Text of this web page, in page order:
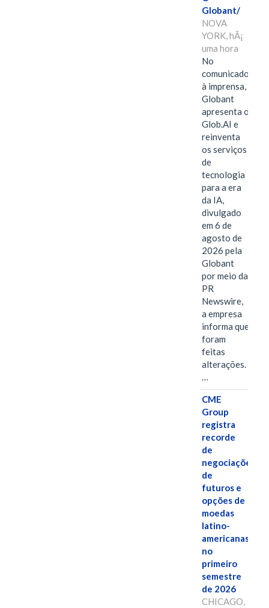
Globant/
NOVA
YORK, hÃ¡
uma hora
No
comunicado
à imprensa,
Globant
apresenta o
Glob.AI e
reinventa
os serviços
de
tecnologia
para a era
da IA,
divulgado
em 6 de
agosto de
2026 pela
Globant
por meio da
PR
Newswire,
a empresa
informa que
foram
feitas
alterações.
…
CME
Group
registra
recorde
de
negociações
de
futuros e
opções de
moedas
latino-
americanas
no
primeiro
semestre
de 2026
CHICAGO,